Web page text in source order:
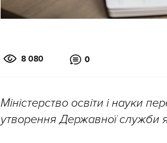
8 080 0
Міністерство освіти і науки
утворення Державної служби